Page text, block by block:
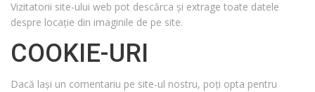
Vizitatorii site-ului web pot descărca și extrage toate datele
despre locație din imaginile de pe site.
COOKIE-URI
Dacă lași un comentariu pe site-ul nostru, poți opta pentru